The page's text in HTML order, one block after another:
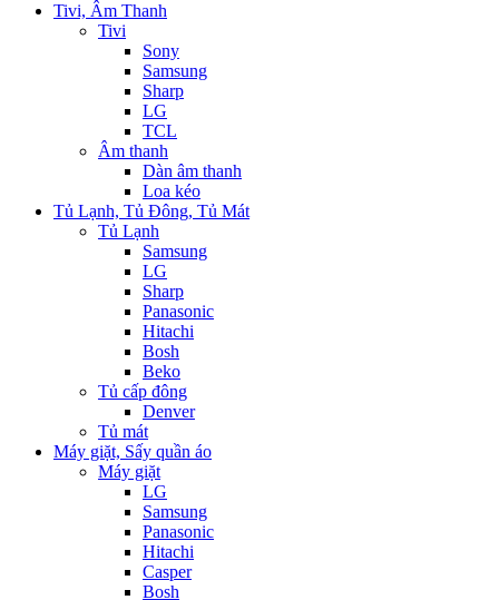
Tivi, Âm Thanh
Tivi
Sony
Samsung
Sharp
LG
TCL
Âm thanh
Dàn âm thanh
Loa kéo
Tủ Lạnh, Tủ Đông, Tủ Mát
Tủ Lạnh
Samsung
LG
Sharp
Panasonic
Hitachi
Bosh
Beko
Tủ cấp đông
Denver
Tủ mát
Máy giặt, Sấy quần áo
Máy giặt
LG
Samsung
Panasonic
Hitachi
Casper
Bosh